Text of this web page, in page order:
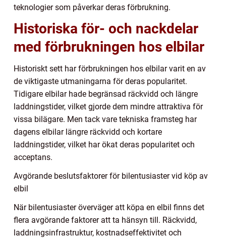
teknologier som påverkar deras förbrukning.
Historiska för- och nackdelar
med förbrukningen hos elbilar
Historiskt sett har förbrukningen hos elbilar varit en av
de viktigaste utmaningarna för deras popularitet.
Tidigare elbilar hade begränsad räckvidd och längre
laddningstider, vilket gjorde dem mindre attraktiva för
vissa bilägare. Men tack vare tekniska framsteg har
dagens elbilar längre räckvidd och kortare
laddningstider, vilket har ökat deras popularitet och
acceptans.
Avgörande beslutsfaktorer för bilentusiaster vid köp av
elbil
När bilentusiaster överväger att köpa en elbil finns det
flera avgörande faktorer att ta hänsyn till. Räckvidd,
laddningsinfrastruktur, kostnadseffektivitet och